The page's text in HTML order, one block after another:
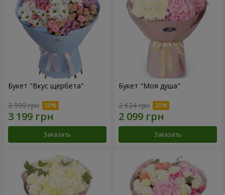
Букет "Вкус щербета"
3 999 грн
Заказать
Букет "Моя душа"
2 624 грн
Заказать